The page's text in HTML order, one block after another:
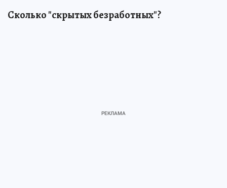
Сколько "скрытых безработных"?